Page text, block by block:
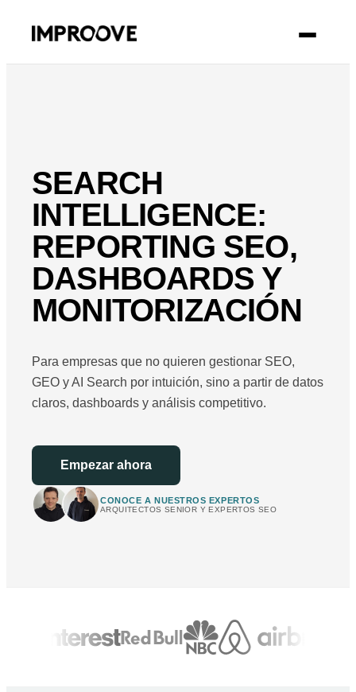
SEARCH
INTELLIGENCE:
REPORTING SEO,
DASHBOARDS Y
MONITORIZACIÓN
Para empresas que no quieren gestionar SEO,
GEO y AI Search por intuición, sino a partir de datos
claros, dashboards y análisis competitivo.
Empezar ahora
CONOCE A NUESTROS EXPERTOS
ARQUITECTOS SENIOR Y EXPERTOS SEO